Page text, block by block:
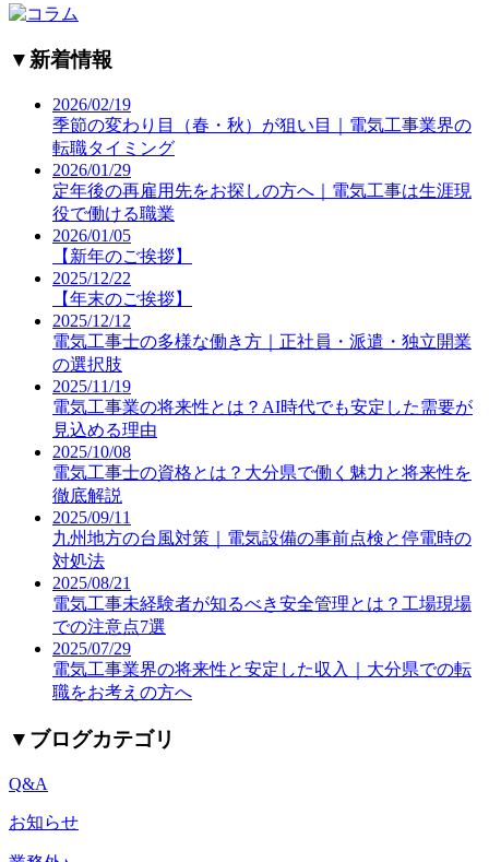
▼新着情報
2026/02/19
季節の変わり目（春・秋）が狙い目｜電気工事業界の
転職タイミング
2026/01/29
定年後の再雇用先をお探しの方へ｜電気工事は生涯現
役で働ける職業
2026/01/05
【新年のご挨拶】
2025/12/22
【年末のご挨拶】
2025/12/12
電気工事士の多様な働き方｜正社員・派遣・独立開業
の選択肢
2025/11/19
電気工事業の将来性とは？AI時代でも安定した需要が
見込める理由
2025/10/08
電気工事士の資格とは？大分県で働く魅力と将来性を
徹底解説
2025/09/11
九州地方の台風対策｜電気設備の事前点検と停電時の
対処法
2025/08/21
電気工事未経験者が知るべき安全管理とは？工場現場
での注意点7選
2025/07/29
電気工事業界の将来性と安定した収入｜大分県での転
職をお考えの方へ
▼ ブログカテゴリ
Q&A
お知らせ